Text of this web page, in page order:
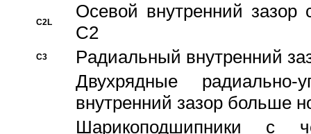
C2L
Осевой внутренний зазор
C2
C3
Pадиальный внутренний
Двухрядные радиально-
внутренний зазор больше
Шарикоподшипники с